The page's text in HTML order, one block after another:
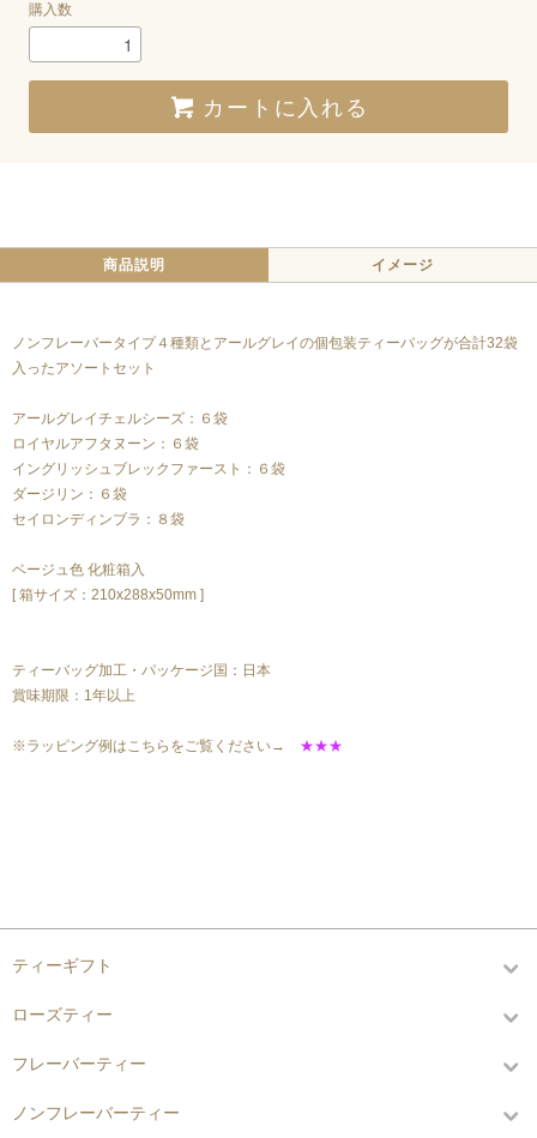
購入数
カートに入れる
商品説明 イメージ
ノンフレーバータイプ４種類とアールグレイの個包装ティーバッグが合計32袋
入ったアソートセット
アールグレイチェルシーズ：６袋
ロイヤルアフタヌーン：６袋
イングリッシュブレックファースト：６袋
ダージリン：６袋
セイロンディンブラ：８袋
ベージュ色 化粧箱入
[ 箱サイズ：210x288x50mm ]
ティーバッグ加工・パッケージ国：日本
賞味期限：1年以上
※ラッピング例はこちらをご覧ください→ ★★★
ティーギフト
ローズティー
フレーバーティー
ノンフレーバーティー